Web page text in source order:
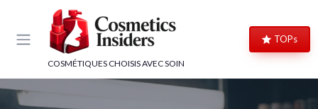
COSMÉTIQUES CHOISIS AVEC SOIN
TOPs
Panneau de gestion des cookies